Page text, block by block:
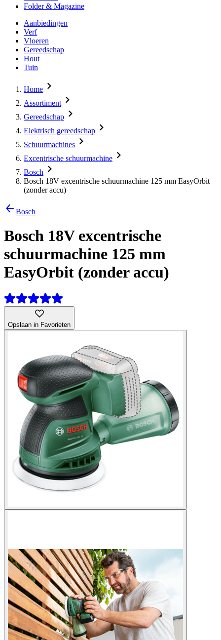
Folder & Magazine
Aanbiedingen
Verf
Vloeren
Gereedschap
Hout
Tuin
Home
Assortiment
Gereedschap
Elektrisch gereedschap
Schuurmachines
Excentrische schuurmachine
Bosch
Bosch 18V excentrische schuurmachine 125 mm EasyOrbit
(zonder accu)
Bosch
Bosch 18V excentrische
schuurmachine 125 mm
EasyOrbit (zonder accu)
Opslaan in Favorieten